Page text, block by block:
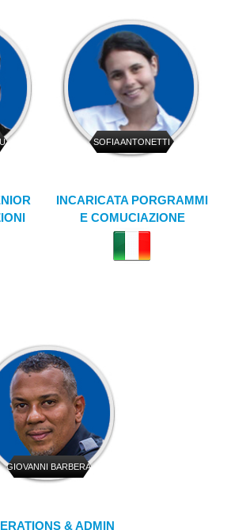
SOFIA ANTONETTI
INCARICATA PORGRAMMI
E COMUCIAZIONE
GIOVANNI BARBERA
& ADMIN